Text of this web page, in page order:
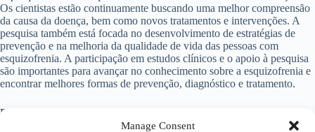
Manage Consent
Os cientistas estão continuamente buscando uma melhor compreensão
da causa da doença, bem como novos tratamentos e intervenções. A
pesquisa também está focada no desenvolvimento de estratégias de
prevenção e na melhoria da qualidade de vida das pessoas com
esquizofrenia. A participação em estudos clínicos e o apoio à pesquisa
são importantes para avançar no conhecimento sobre a esquizofrenia e
encontrar melhores formas de prevenção, diagnóstico e tratamento.
Esquizofrenia e Recuperação